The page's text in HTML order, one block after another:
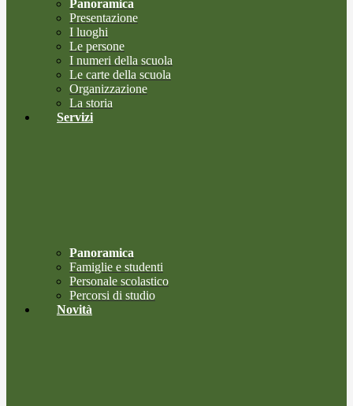
Panoramica
Presentazione
I luoghi
Le persone
I numeri della scuola
Le carte della scuola
Organizzazione
La storia
Servizi
Panoramica
Famiglie e studenti
Personale scolastico
Percorsi di studio
Novità